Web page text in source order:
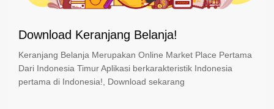
Download Keranjang Belanja!
Keranjang Belanja Merupakan Online Market Place Pertama
Dari Indonesia Timur Aplikasi berkarakteristik Indonesia
pertama di Indonesia!, Download sekarang